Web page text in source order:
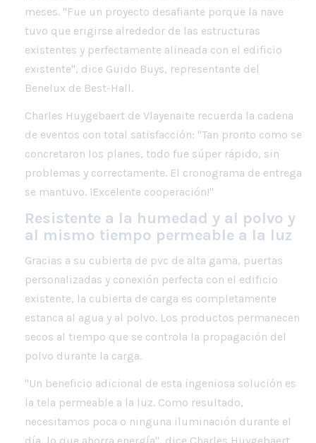
meses. "Fue un proyecto desafiante porque la nave
tuvo que erigirse alrededor de las estructuras
existentes y perfectamente alineada con el edificio
existente", dice Guido Buys, representante del
Benelux de Best-Hall.
Charles Huygebaert de Vlayenaite recuerda la cadena
de eventos con total satisfacción: "Tan pronto como se
concretaron los planes, todo fue súper rápido, sin
problemas y correctamente. El cronograma de entrega
se mantuvo. ¡Excelente cooperación!"
Resistente a la humedad y al polvo y
al mismo tiempo permeable a la luz
Gracias a su cubierta de pvc de alta gama, puertas
personalizadas y conexión perfecta con el edificio
existente, la cubierta de carga es completamente
estanca al agua y al polvo. Los productos permanecen
secos al tiempo que se controla la propagación del
polvo durante la carga.
"Un beneficio adicional de esta ingeniosa solución es
la tela permeable a la luz. Como resultado,
necesitamos poca o ninguna iluminación durante el